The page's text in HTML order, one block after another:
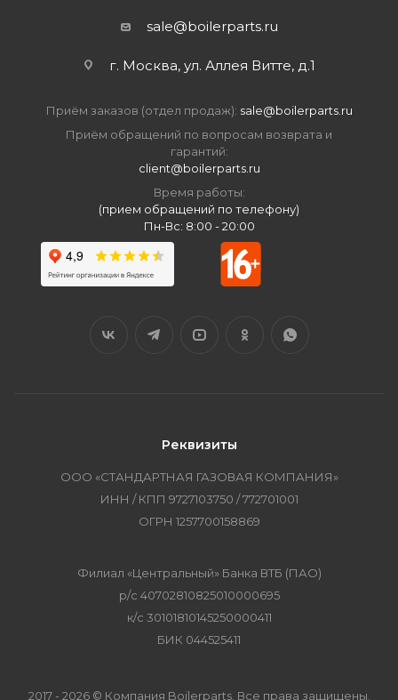
sale@boilerparts.ru
г. Москва, ул. Аллея Витте, д.1
Приём заказов (отдел продаж): sale@boilerparts.ru
Приём обращений по вопросам возврата и
гарантий:
client@boilerparts.ru
Время работы:
(прием обращений по телефону)
Пн-Вс: 8:00 - 20:00
Реквизиты
ООО «СТАНДАРТНАЯ ГАЗОВАЯ КОМПАНИЯ»
ИНН / КПП 9727103750 / 772701001
ОГРН 1257700158869
Филиал «Центральный» Банка ВТБ (ПАО)
р/с 40702810825010000695
к/с 30101810145250000411
БИК 044525411
2017 - 2026 © Компания Boilerparts. Все права защищены.